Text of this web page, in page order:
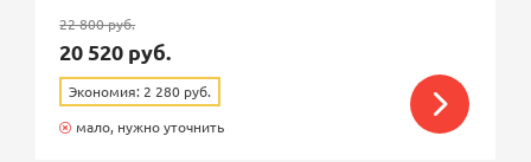
22 800 руб.
20 520 руб.
Экономия: 2 280 руб.
мало, нужно уточнить